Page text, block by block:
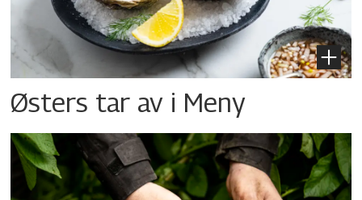
Østers tar av i Meny